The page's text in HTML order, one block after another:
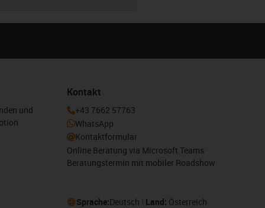
und
Kontakt
+43 7662 57763
WhatsApp
Kontaktformular
Online Beratung via Microsoft Teams
Beratungstermin mit mobiler Roadshow
Sprache:Deutsch Land: Österreich